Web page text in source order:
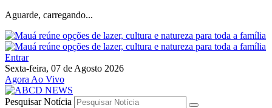
Aguarde, carregando...
Entrar
Sexta-feira, 07 de Agosto 2026
Agora Ao Vivo
Pesquisar Notícia